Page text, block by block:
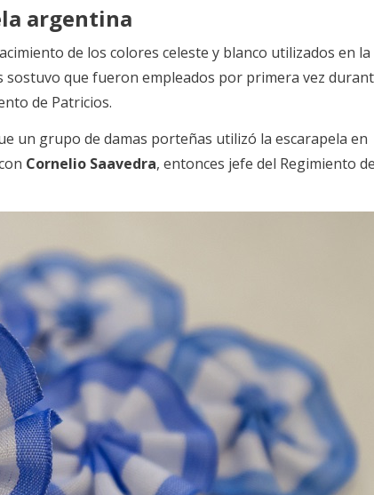
argentina
de los colores celeste y blanco utilizados en la
sostuvo que fueron empleados por primera vez
de Patricios.
un grupo de damas porteñas utilizó la escarapela en
Cornelio Saavedra, entonces jefe del Regimiento de